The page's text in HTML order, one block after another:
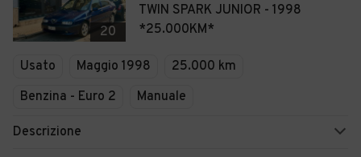
20
TWIN SPARK JUNIOR - 1998
*25.000KM*
Usato Maggio 1998
25.000 km
Benzina - Euro 2
Manuale
Descrizione